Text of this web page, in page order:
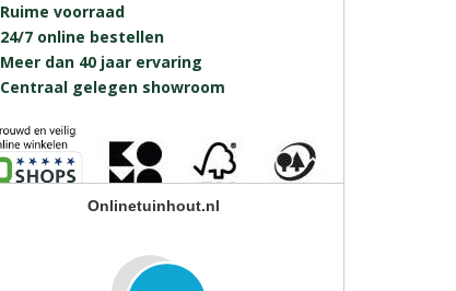
Ruime voorraad
24/7 online bestellen
Meer dan 40 jaar ervaring
Centraal gelegen showroom
Onlinetuinhout.nl